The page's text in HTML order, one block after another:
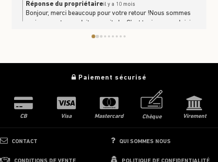
Réponse du propriétaireil y a 10 mois
Bonjour, merci beaucoup pour votre retour !Nous sommes
ravis que notre produit vous ait plu. C’est toujours un plaisir
de savoir que nos produits se partagent et se dégustent en
Paiement sécurisé
CB Visa Mastercard Chèque Virement
CONTACT QUI SOMMES NOUS